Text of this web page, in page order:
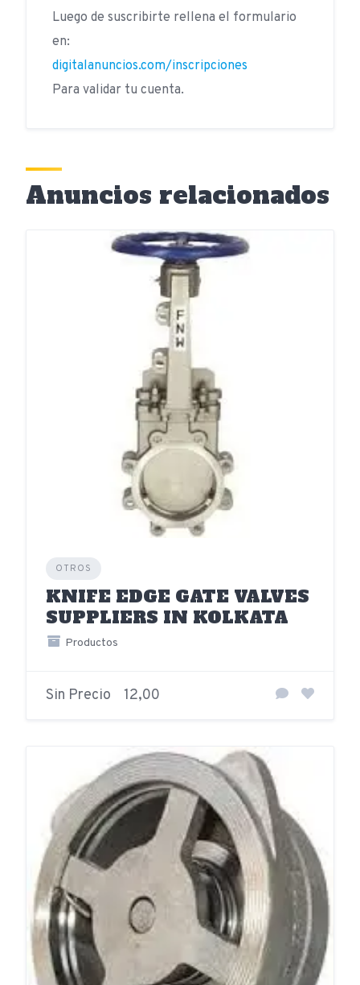
Luego de suscribirte rellena el formulario
en:
digitalanuncios.com/inscripciones
Para validar tu cuenta.
Anuncios relacionados
OTROS
KNIFE EDGE GATE VALVES
SUPPLIERS IN KOLKATA
Productos
Sin Precio 12,00